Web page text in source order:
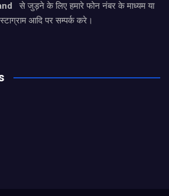
से जुड़ने के लिए हमारे फोन नंबर के माध्यम या
आदि पर सम्पर्क करे।